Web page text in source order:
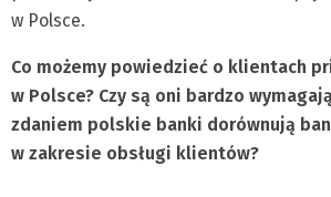
w Polsce.
Co możemy powiedzieć o klientach
w Polsce? Czy są oni bardzo
zdaniem polskie banki dorównują
w zakresie obsługi klientów?